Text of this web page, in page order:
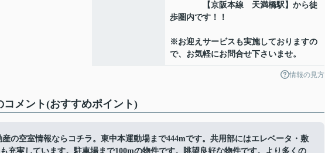
【京阪本線 天満橋駅】から徒
歩圏内です！！
※お迎えサービスも実施しておりますの
で、お気軽にお問合せ下さいませ。
情報の見方
コメント(おすすめポイント)
の空室情報ならコチラ。東中本運動場まで444mです。共用部にはエレベータ・敷
充実しています。駐車場まで100mの物件です。眺望良好な物件です。より多くの